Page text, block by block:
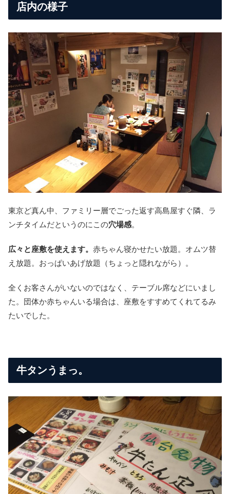
店内の様子
東京ど真ん中、ファミリー層でごった返す高島屋すぐ隣、ラ
ンチタイムだというのにこの穴場感。
広々と座敷を使えます。 赤ちゃん寝かせたい放題。オムツ替
え放題。おっぱいあげ放題（ちょっと隠れながら）。
全くお客さんがいないのではなく、テーブル席などにいまし
た。団体か赤ちゃんいる場合は、座敷をすすめてくれてるみ
たいでした。
牛タンうまっ。